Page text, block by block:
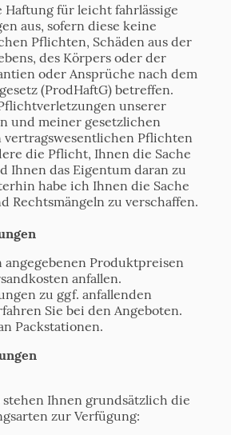
für leicht fahrlässige
aus, sofern diese keine
Pflichten, Schäden aus der
des Körpers oder der
oder Ansprüche nach dem
(ProdHaftG) betreffen.
unserer
und meiner gesetzlichen
vertragswesentlichen Pflichten
die Pflicht, Ihnen die Sache
Ihnen das Eigentum daran zu
habe ich Ihnen die Sache
Rechtsmängeln zu verschaffen.
angegebenen Produktpreisen
anfallen.
zu ggf. anfallenden
Sie bei den Angeboten.
Packstationen.
stehen Ihnen grundsätzlich die
zur Verfügung: